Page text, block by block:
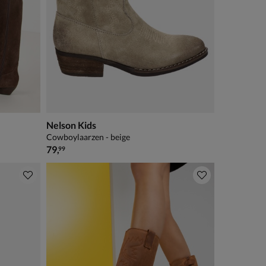
Nelson Kids
Cowboylaarzen - beige
€ 79,99
79,99